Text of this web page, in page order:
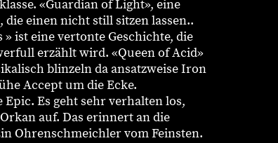
«Guardian of Light», eine
einen nicht still sitzen lassen..
ist eine vertonte Geschichte, die
erzählt wird. «Queen of Acid»
blinzeln da ansatzweise Iron
Accept um die Ecke.
Es geht sehr verhalten los,
auf. Das erinnert an die
Ohrenschmeichler vom Feinsten.